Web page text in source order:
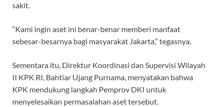
sakit.
“Kami ingin aset ini benar-benar memberi manfaat
sebesar-besarnya bagi masyarakat Jakarta,” tegasnya.
Sementara itu, Direktur Koordinasi dan Supervisi Wilayah
II KPK RI, Bahtiar Ujang Purnama, menyatakan bahwa
KPK mendukung langkah Pemprov DKI untuk
menyelesaikan permasalahan aset tersebut.